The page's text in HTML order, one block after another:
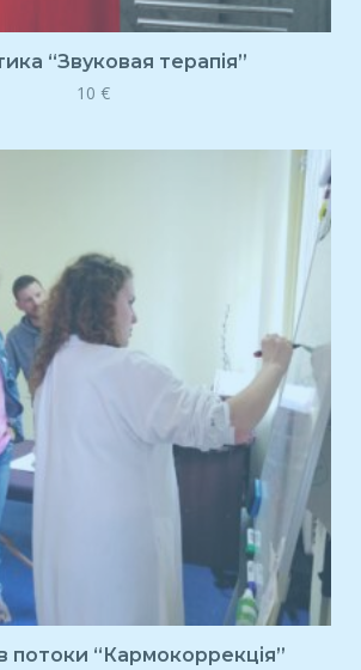
“Звуковая терапія”
10 €
потоки “Кармокоррекція”